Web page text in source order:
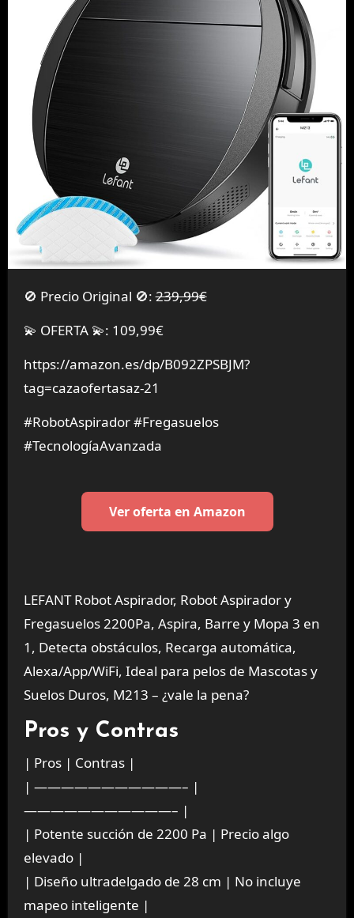
🚫 Precio Original 🚫:239,99€
💫 OFERTA 💫: 109,99€
https://amazon.es/dp/B092ZPSBJM?
tag=cazaofertasaz-21
#RobotAspirador #Fregasuelos
#TecnologíaAvanzada
Ver oferta en Amazon
LEFANT Robot Aspirador, Robot Aspirador y
Fregasuelos 2200Pa, Aspira, Barre y Mopa 3 en
1, Detecta obstáculos, Recarga automática,
Alexa/App/WiFi, Ideal para pelos de Mascotas y
Suelos Duros, M213 – ¿vale la pena?
Pros y Contras
| Pros | Contras |
| ———————————– |
———————————– |
| Potente succión de 2200 Pa | Precio algo
elevado |
| Diseño ultradelgado de 28 cm | No incluye
mapeo inteligente |